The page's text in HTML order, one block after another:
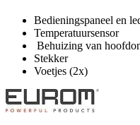
Bedieningspaneel en
Temperatuursensor
Behuizing van
Stekker
Voetjes (2x)